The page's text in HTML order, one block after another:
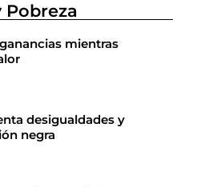
Pobreza
mientras
desigualdades y
negra